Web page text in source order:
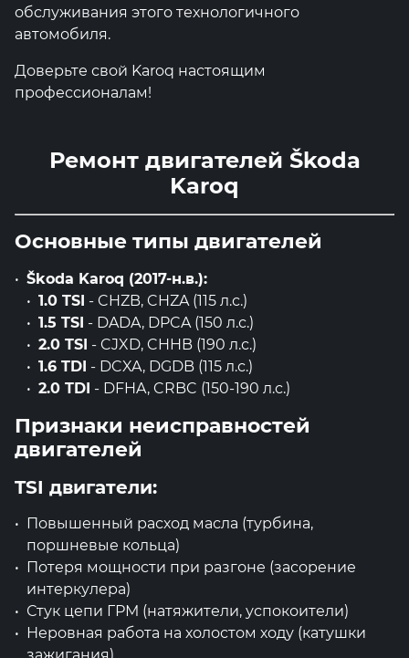
обслуживания этого технологичного
автомобиля.
Доверьте свой Karoq настоящим
профессионалам!
Ремонт двигателей Škoda
Karoq
Основные типы двигателей
Škoda Karoq (2017-н.в.):
1.0 TSI - CHZB, CHZA (115 л.с.)
1.5 TSI - DADA, DPCA (150 л.с.)
2.0 TSI - CJXD, CHHB (190 л.с.)
1.6 TDI - DCXA, DGDB (115 л.с.)
2.0 TDI - DFHA, CRBC (150-190 л.с.)
Признаки неисправностей
двигателей
TSI двигатели:
Повышенный расход масла (турбина,
поршневые кольца)
Потеря мощности при разгоне (засорение
интеркулера)
Стук цепи ГРМ (натяжители, успокоители)
Неровная работа на холостом ходу (катушки
зажигания)